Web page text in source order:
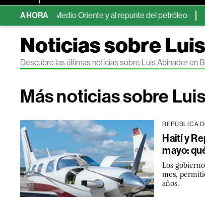
AHORA
Medio Oriente y al repunte del petróleo Activos de
Noticias sobre
Descubre las últimas noticias sobre Luis Abinader en
Más noticias sobre
REPÚBLICA
Haití y
mayo:
Los
mes,
años.